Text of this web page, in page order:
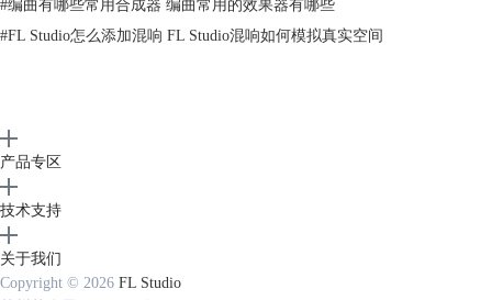
#编曲有哪些常用合成器 编曲常用的效果器有哪些
#FL Studio怎么添加混响 FL Studio混响如何模拟真实空间
产品专区
技术支持
关于我们
Copyright © 2026 FL Studio